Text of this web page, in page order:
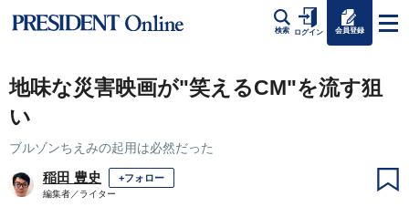
検索 ログイン 会員登録
地味な災害映画が"笑えるCM"を流す狙
い
ブルゾンちえみの起用は必然だった
稲田 豊史 +フォロー
編集者／ライター